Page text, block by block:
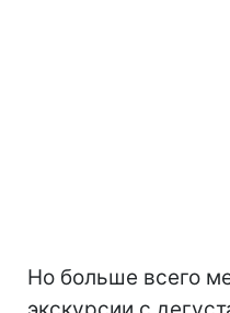
Но больше всего